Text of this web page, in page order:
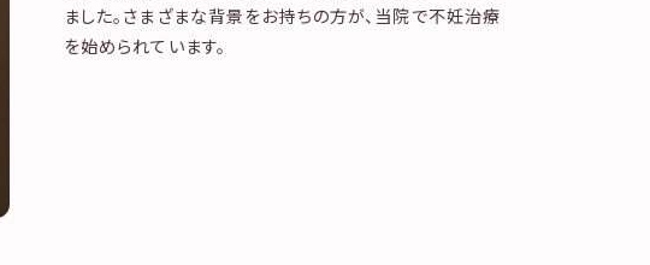
ました。さまざまな背景をお持ちの方が、当院で不妊治療
を始められています。